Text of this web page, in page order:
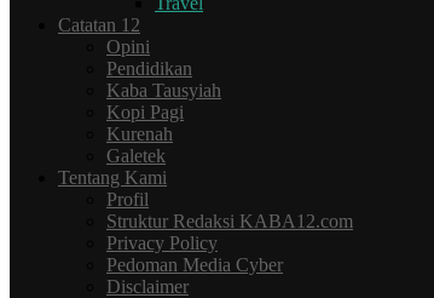
Catatan 12
Opini
Pendidikan
Kaba Tausyiah
Kopi Pagi
Kurenah
Galetek
Tentang Kami
Profil
Struktur Redaksi KABA12.com
Privacy Policy
Pedoman Media Cyber
Disclaimer